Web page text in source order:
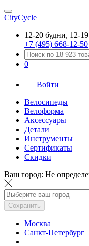
CityCycle
12-20 будни, 12-
+7 (495) 668-12-50
0
Войти
Велосипеды
Велоформа
Аксессуары
Детали
Инструменты
Сертификаты
Скидки
Ваш город: Не
Сохранить
Москва
Санкт-Петербург